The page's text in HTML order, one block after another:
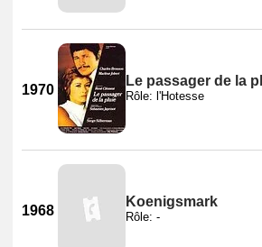
1970
Le passager de la
Rôle: l'Hotesse
1968
Koenigsmark
Rôle: -